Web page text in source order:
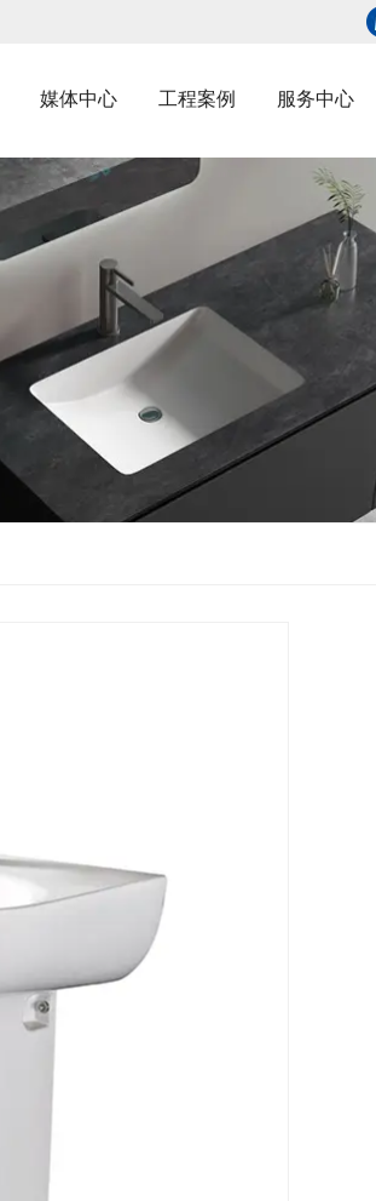
媒体中心 工程案例 服务中心